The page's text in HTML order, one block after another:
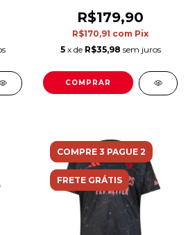
R$179,90
R$170,91 com Pix
5 x de R$35,98 sem juros
COMPRAR
COMPRE 3 PAGUE 2
FRETE GRÁTIS